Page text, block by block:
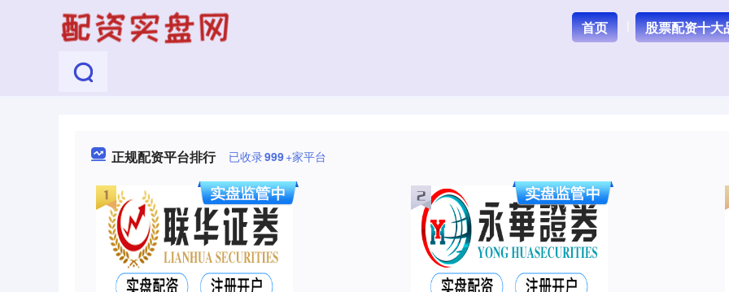
首页 股票配资十大
正规配资平台排行 已收录999+家平台